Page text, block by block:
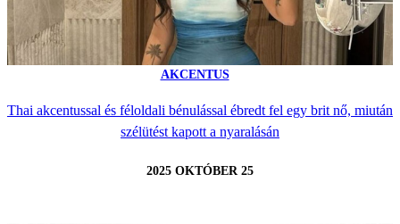
AKCENTUS
Thai akcentussal és féloldali bénulással ébredt fel egy brit nő, miután
szélütést kapott a nyaralásán
2025 OKTÓBER 25